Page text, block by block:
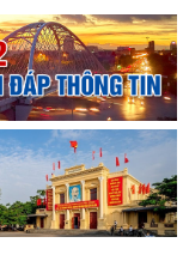
liệu y tế và tạo lập Sổ
giáo của Đảng
DỰNG THÀNH PHỐ